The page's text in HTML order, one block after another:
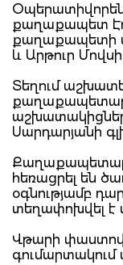
քաղաքապետ
քաղաքապետի
և Արթուր
Տեղում
Սարդարյանի
հեռացրել են
օգնությամբ
տեղափոխվել է
Վթարի